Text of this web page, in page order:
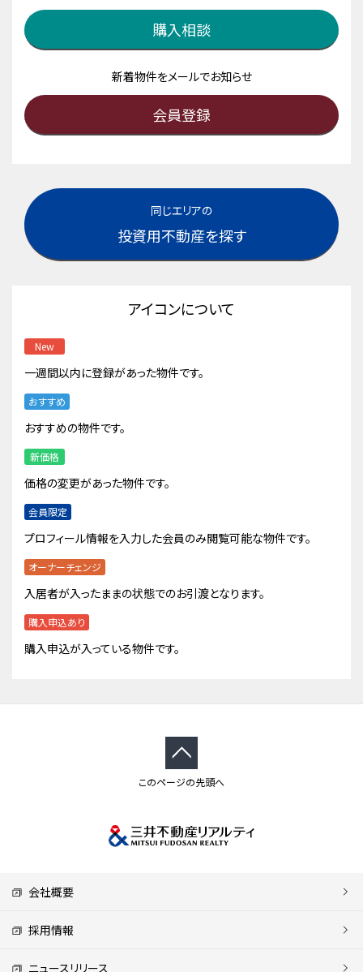
購入相談
新着物件をメールでお知らせ
会員登録
同じエリアの
投資用不動産を探す
アイコンについて
New
一週間以内に登録があった物件です。
おすすめ
おすすめの物件です。
新価格
価格の変更があった物件です。
会員限定
プロフィール情報を入力した会員のみ閲覧可能な物件です。
オーナーチェンジ
入居者が入ったままの状態でのお引渡となります。
購入申込あり
購入申込が入っている物件です。
このページの先頭へ
会社概要
採用情報
ニュースリリース